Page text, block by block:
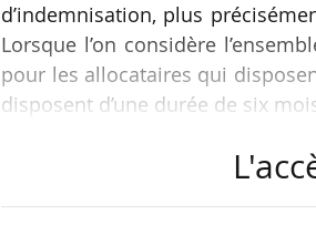
d’indemnisation, plus
Lorsque l’on considère
pour les allocataires qui
disposent d’une durée de six